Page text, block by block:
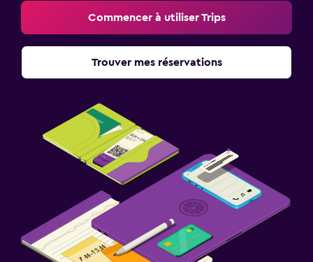
Commencer à utiliser Trips
Trouver mes réservations